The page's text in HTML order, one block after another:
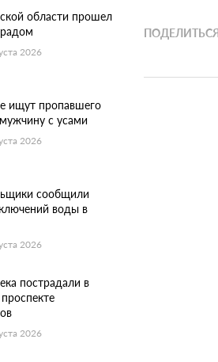
области прошел
2026
ищут пропавшего
с усами
2026
сообщили
воды в
2026
пострадали в
2026